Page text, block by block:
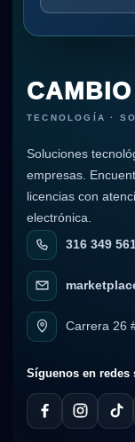
CAMBIO
TECNOLOGÍA ·
Soluciones
empresas.
licencias con
electrónica.
316 349
Carrera 26
Síguenos en redes